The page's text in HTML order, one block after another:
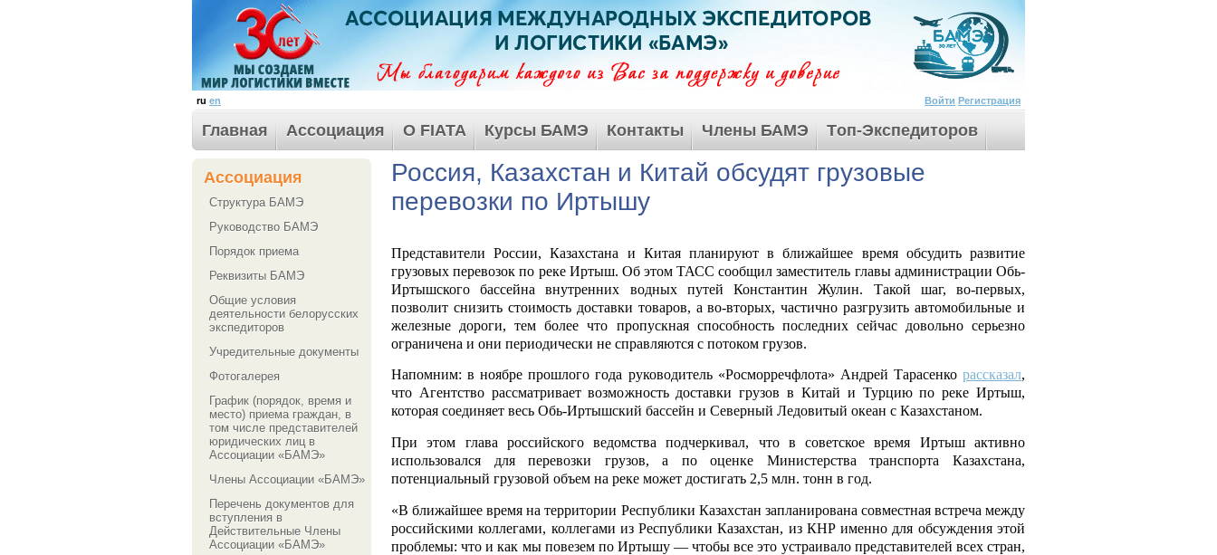
ru en Войти Регистрация
Главная Ассоциация О FIATA Курсы БАМЭ Контакты Члены БАМЭ Tоп-Экспедиторов
Ассоциация
Структура БАМЭ
Руководство БАМЭ
Порядок приема
Реквизиты БАМЭ
Общие условия
деятельности белорусских
экспедиторов
Учредительные документы
Фотогалерея
График (порядок, время и
место) приема граждан, в
том числе представителей
юридических лиц в
Ассоциации «БАМЭ»
Члены Ассоциации «БАМЭ»
Перечень документов для
вступления в
Действительные Члены
Ассоциации «БАМЭ»
Россия, Казахстан и Китай обсудят грузовые
перевозки по Иртышу
Представители России, Казахстана и Китая планируют в ближайшее время обсудить развитие
грузовых перевозок по реке Иртыш. Об этом ТАСС сообщил заместитель главы администрации Обь-
Иртышского бассейна внутренних водных путей Константин Жулин. Такой шаг, во-первых,
позволит снизить стоимость доставки товаров, а во-вторых, частично разгрузить автомобильные и
железные дороги, тем более что пропускная способность последних сейчас довольно серьезно
ограничена и они периодически не справляются с потоком грузов.
Напомним: в ноябре прошлого года руководитель «Росморречфлота» Андрей Тарасенко рассказал,
что Агентство рассматривает возможность доставки грузов в Китай и Турцию по реке Иртыш,
которая соединяет весь Обь-Иртышский бассейн и Северный Ледовитый океан с Казахстаном.
При этом глава российского ведомства подчеркивал, что в советское время Иртыш активно
использовался для перевозки грузов, а по оценке Министерства транспорта Казахстана,
потенциальный грузовой объем на реке может достигать 2,5 млн. тонн в год.
«В ближайшее время на территории Республики Казахстан запланирована совместная встреча между
российскими коллегами, коллегами из Республики Казахстан, из КНР именно для обсуждения этой
проблемы: что и как мы повезем по Иртышу — чтобы все это устраивало представителей всех стран,